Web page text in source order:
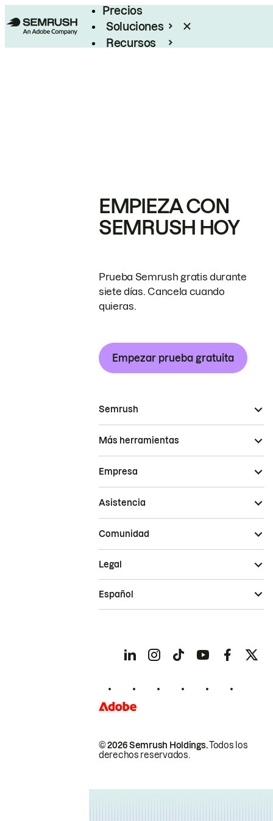
Precios
Soluciones
Recursos
EMPIEZA CON
SEMRUSH HOY
Prueba Semrush gratis durante
siete días. Cancela cuando
quieras.
Empezar prueba gratuita
Semrush
Más herramientas
Empresa
Asistencia
Comunidad
© 2026 Semrush Holdings.Todos los
derechos reservados.
Legal
Español